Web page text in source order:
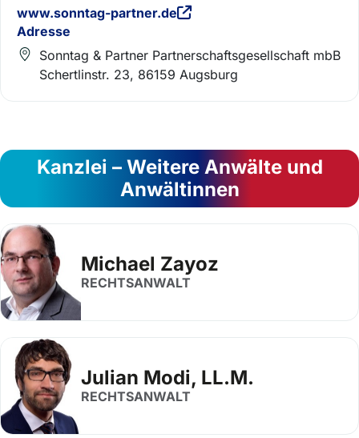
www.sonntag-partner.de
Adresse
Sonntag & Partner Partnerschaftsgesellschaft mbB
Schertlinstr. 23, 86159 Augsburg
Kanzlei – Weitere Anwälte und
Anwältinnen
Michael Zayoz
RECHTSANWALT
Julian Modi, LL.M.
RECHTSANWALT